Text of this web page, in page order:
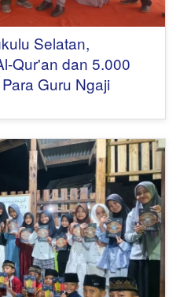
Selatan,
Qur'an dan 5.000
Guru Ngaji